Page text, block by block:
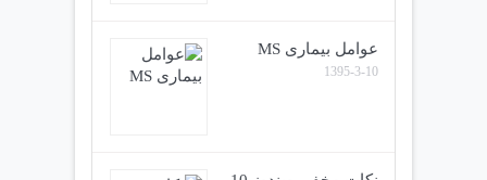
عوامل بیماری MS
1395-3-10